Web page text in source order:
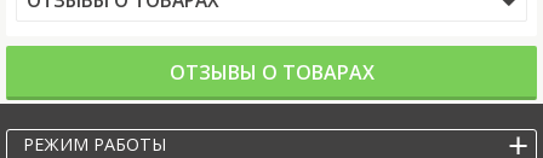
ОТЗЫВЫ О ТОВАРАХ
РЕЖИМ РАБОТЫ